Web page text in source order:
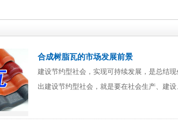
合成树脂瓦的市场发展前景
建设节约型社会，实现可持续发展，是总结
出建设节约型社会，就是要在社会生产、建